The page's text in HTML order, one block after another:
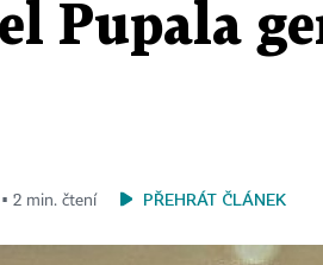
Pupala
▪ 2 min. čtení PŘEHRÁT ČLÁNEK